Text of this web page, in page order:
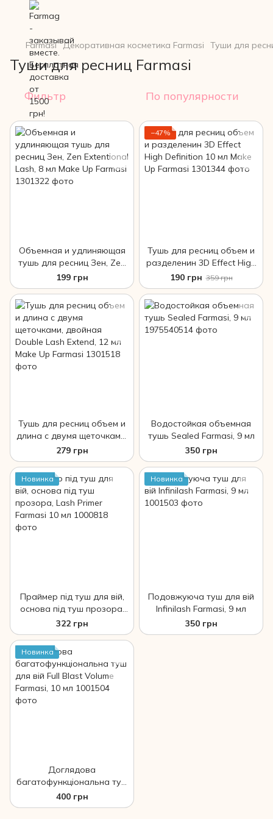
Farmasi Декоративная косметика Farmasi Туши для
Туши для ресниц Farmasi
Фильтр По популярности
Объемная и удлиняющая
тушь для ресниц Зен, Zen
Extentional Lash, 8 мл Make
Up Farmasi
199 грн
−47%
Тушь для ресниц объем и
разделенин 3D Effect High
Definition 10 мл Make Up
Farmasi
190 грн 359 грн
Тушь для ресниц объем и
длина с двумя щеточками,
двойная Double Lash
Extend, 12 мл Make Up
Farmasi
279 грн
Водостойкая объемная
тушь Sealed Farmasi, 9 мл
350 грн
Новинка
Праймер під туш для вій,
основа під туш прозора,
Lash Primer Farmasi 10 мл
322 грн
Новинка
Подовжуюча туш для вій
Infinilash Farmasi, 9 мл
350 грн
Новинка
Доглядова
багатофункціональна туш
для вій Full Blast Volume
Farmasi, 10 мл
400 грн